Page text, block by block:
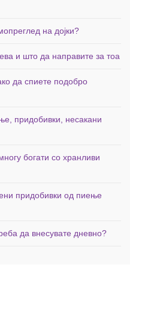
на дојки?
и што да направите за тоа
да спиете подобро
придобивки, несакани
богати со хранливи
придобивки од пиење
да внесувате дневно?